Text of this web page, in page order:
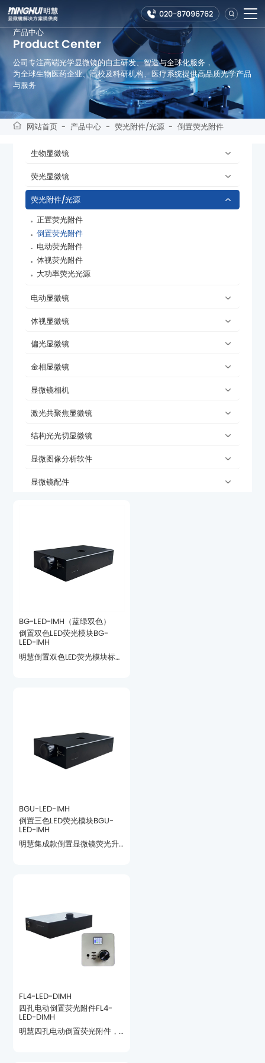
020-87096762
产品中心
Product Center
公司专注高端光学显微镜的自主研发、智造与全球化服务，
与服务
网站首页 - 产品中心 - 荧光附件/光源 - 倒置荧光附件
生物显微镜
荧光显微镜
荧光附件/光源
正置荧光附件
倒置荧光附件
电动荧光附件
体视荧光附件
大功率荧光光源
电动显微镜
体视显微镜
偏光显微镜
金相显微镜
显微镜相机
激光共聚焦显微镜
结构光光切显微镜
显微图像分析软件
显微镜配件
BG-LED-IMH（蓝绿双色）
LED-IMH
BGU-LED-IMH
LED-IMH
FL4-LED-DIMH
LED-DIMH